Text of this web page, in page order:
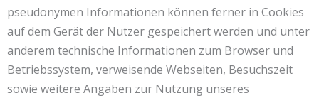
pseudonymen Informationen können ferner in Cookies
auf dem Gerät der Nutzer gespeichert werden und unter
anderem technische Informationen zum Browser und
Betriebssystem, verweisende Webseiten, Besuchszeit
sowie weitere Angaben zur Nutzung unseres